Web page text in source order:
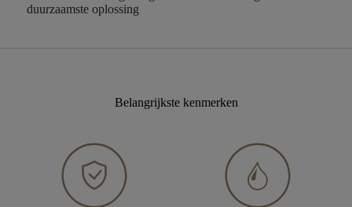
duurzaamste oplossing
Belangrijkste kenmerken